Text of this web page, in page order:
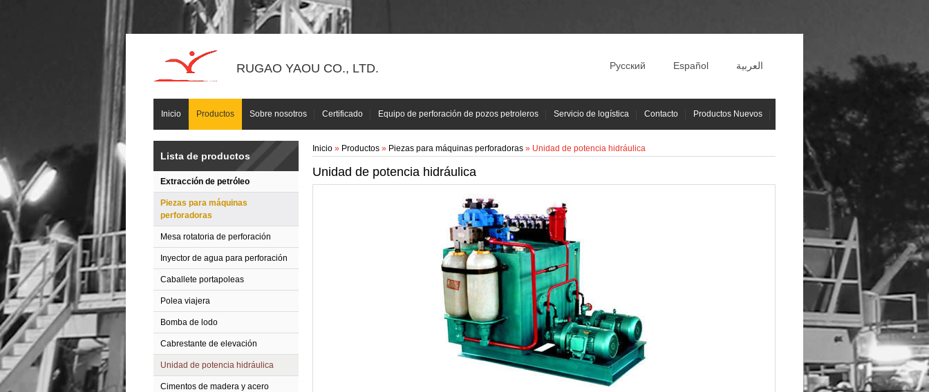
RUGAO YAOU CO., LTD. Русский Español العربية
Inicio Productos Sobre nosotros Certificado Equipo de perforación de pozos petroleros Servicio de logística Contacto Productos Nuevos
Lista de productos
Extracción de petróleo
Piezas para máquinas
perforadoras
Mesa rotatoria de perforación
Inyector de agua para perforación
Caballete portapoleas
Polea viajera
Bomba de lodo
Cabrestante de elevación
Unidad de potencia hidráulica
Cimentos de madera y acero
Inicio » Productos » Piezas para máquinas perforadoras » Unidad de potencia hidráulica
Unidad de potencia hidráulica